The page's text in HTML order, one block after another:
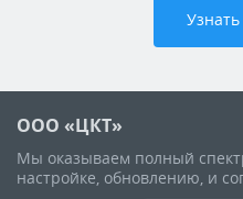
ООО «ЦКТ»
Мы оказываем полный
настройке, обновлению, и